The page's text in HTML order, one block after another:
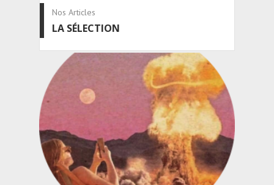
Nos Articles
LA SÉLECTION